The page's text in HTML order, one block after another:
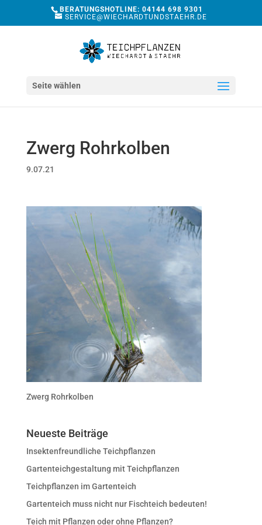
BERATUNGSHOTLINE: 04144 698 9301
SERVICE@WIECHARDTUNDSTAEHR.DE
Seite wählen
Zwerg Rohrkolben
9.07.21
Zwerg Rohrkolben
Neueste Beiträge
Insektenfreundliche Teichpflanzen
Gartenteichgestaltung mit Teichpflanzen
Teichpflanzen im Gartenteich
Gartenteich muss nicht nur Fischteich bedeuten!
Teich mit Pflanzen oder ohne Pflanzen?